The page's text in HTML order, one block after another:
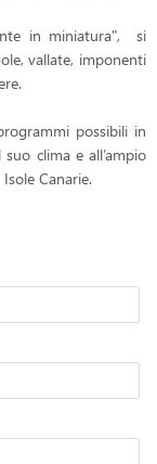
in miniatura", si
vallate, imponenti
possibili in
clima e all’ampio
Canarie.